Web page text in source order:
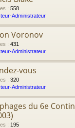
: 558
Administrateur
Voronov
: 431
Administrateur
vous
: 320
Administrateur
du 6e
: 195